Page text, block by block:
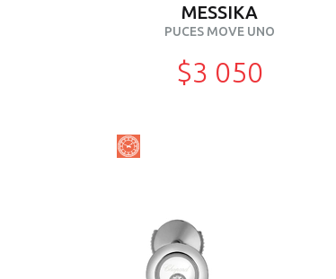
MESSIKA
PUCES MOVE UNO
$3 050